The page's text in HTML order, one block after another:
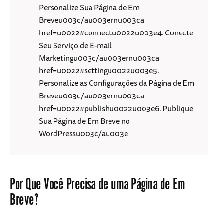
Personalize Sua Página de Em
Breveu003c/au003ernu003ca
href=u0022#connectu0022u003e4. Conecte
Seu Serviço de E-mail
Marketingu003c/au003ernu003ca
href=u0022#settingu0022u003e5.
Personalize as Configurações da Página de Em
Breveu003c/au003ernu003ca
href=u0022#publishu0022u003e6. Publique
Sua Página de Em Breve no
WordPressu003c/au003e
Por Que Você Precisa de uma Página de Em
Breve?